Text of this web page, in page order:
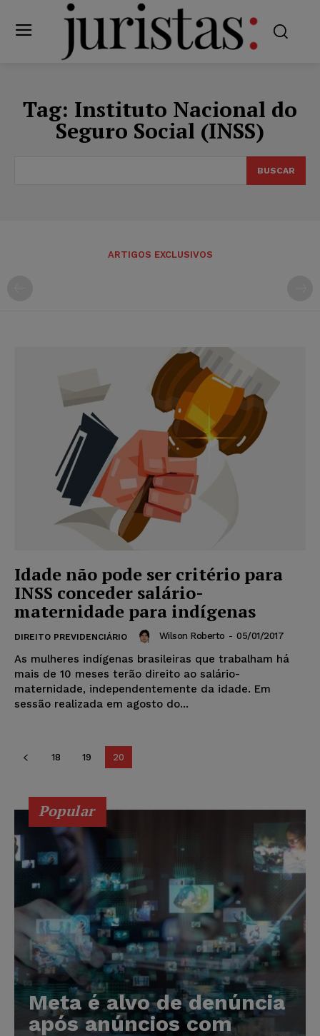
Tag: Instituto Nacional do
Seguro Social (INSS)
BUSCAR
ARTIGOS EXCLUSIVOS
Idade não pode ser critério para
INSS conceder salário-
maternidade para indígenas
DIREITO PREVIDENCIÁRIO Wilson Roberto - 05/01/2017
As mulheres indígenas brasileiras que trabalham há
mais de 10 meses terão direito ao salário-
maternidade, independentemente da idade. Em
sessão realizada em agosto do...
18 19 20
Popular
Meta é alvo de denúncia
após anúncios com